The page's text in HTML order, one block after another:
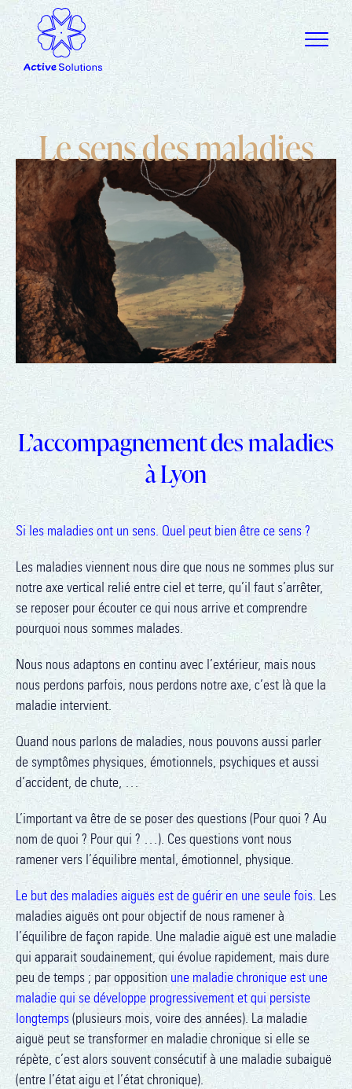
Lesensdesmaladies
L’accompagnement des maladies
à Lyon
Si les maladies ont un sens. Quel peut bien être ce sens ?
Les maladies viennent nous dire que nous ne sommes plus sur
notre axe vertical relié entre ciel et terre, qu’il faut s’arrêter,
se reposer pour écouter ce qui nous arrive et comprendre
pourquoi nous sommes malades.
Nous nous adaptons en continu avec l’extérieur, mais nous
nous perdons parfois, nous perdons notre axe, c’est là que la
maladie intervient.
Quand nous parlons de maladies, nous pouvons aussi parler
de symptômes physiques, émotionnels, psychiques et aussi
d’accident, de chute, …
L’important va être de se poser des questions (Pour quoi ? Au
nom de quoi ? Pour qui ? …). Ces questions vont nous
ramener vers l’équilibre mental, émotionnel, physique.
Le but des maladies aiguës est de guérir en une seule fois. Les
maladies aiguës ont pour objectif de nous ramener à
l’équilibre de façon rapide. Une maladie aiguë est une maladie
qui apparait soudainement, qui évolue rapidement, mais dure
peu de temps ; par oppositionune maladie chronique est une
maladie qui se développe progressivement et qui persiste
longtemps(plusieurs mois, voire des années). La maladie
aiguë peut se transformer en maladie chronique si elle se
répète, c’est alors souvent consécutif à une maladie subaiguë
(entre l’état aigu et l’état chronique).